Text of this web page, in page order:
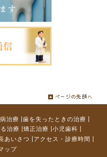
治療 |歯を失ったときの治療 |
治療 矯正治療 小児歯科
あいさつ アクセス・診療時間
ップ